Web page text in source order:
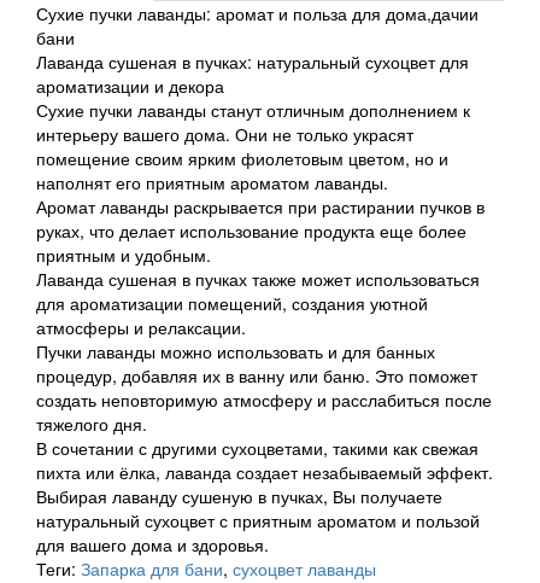
Сухие пучки лаванды: аромат и польза для дома,дачии
бани
Лаванда сушеная в пучках: натуральный сухоцвет для
ароматизации и декора
Сухие пучки лаванды станут отличным дополнением к
интерьеру вашего дома. Они не только украсят
помещение своим ярким фиолетовым цветом, но и
наполнят его приятным ароматом лаванды.
Аромат лаванды раскрывается при растирании пучков в
руках, что делает использование продукта еще более
приятным и удобным.
Лаванда сушеная в пучках также может использоваться
для ароматизации помещений, создания уютной
атмосферы и релаксации.
Пучки лаванды можно использовать и для банных
процедур, добавляя их в ванну или баню. Это поможет
создать неповторимую атмосферу и расслабиться после
тяжелого дня.
В сочетании с другими сухоцветами, такими как свежая
пихта или ёлка, лаванда создает незабываемый эффект.
Выбирая лаванду сушеную в пучках, Вы получаете
натуральный сухоцвет с приятным ароматом и пользой
для вашего дома и здоровья.
Теги: Запарка для бани, сухоцвет лаванды